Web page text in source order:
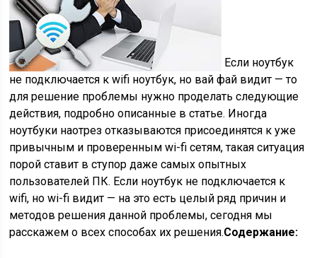
Если ноутбук
не подключается к wifi ноутбук, но вай фай видит — то
для решение проблемы нужно проделать следующие
действия, подробно описанные в статье. Иногда
ноутбуки наотрез отказываются присоединятся к уже
привычным и проверенным wi-fi сетям, такая ситуация
порой ставит в ступор даже самых опытных
пользователей ПК. Если ноутбук не подключается к
wifi, но wi-fi видит — на это есть целый ряд причин и
методов решения данной проблемы, сегодня мы
расскажем о всех способах их решения.Содержание: